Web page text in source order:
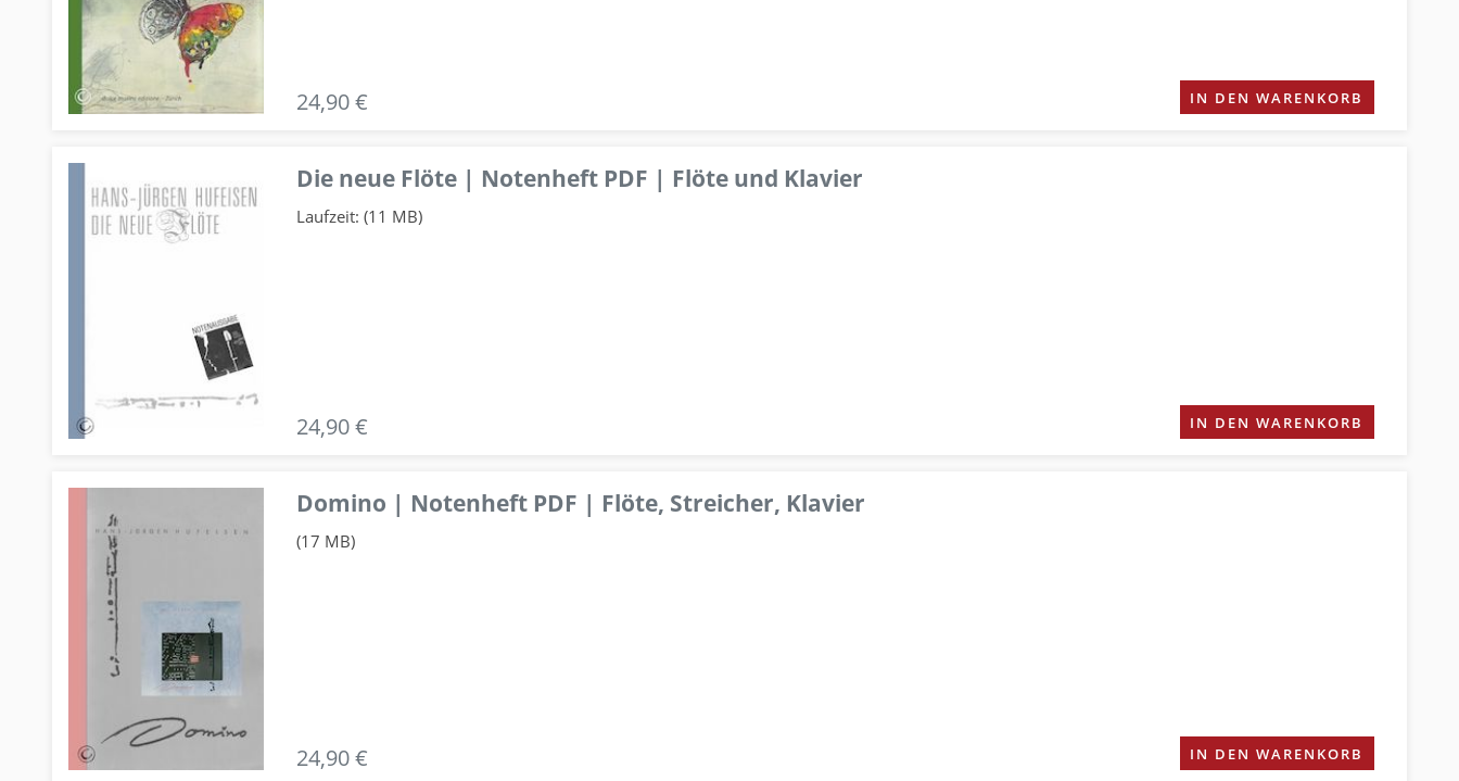
24,90 € IN DEN WARENKORB
Die neue Flöte | Notenheft PDF | Flöte und Klavier
Laufzeit: (11 MB)
24,90 € IN DEN WARENKORB
Domino | Notenheft PDF | Flöte, Streicher, Klavier
(17 MB)
24,90 € IN DEN WARENKORB